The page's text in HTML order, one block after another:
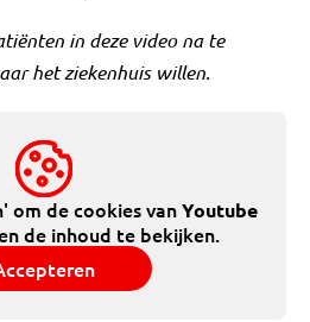
in deze video na te
het ziekenhuis willen.
om de cookies vanYoutube
de inhoud te bekijken.